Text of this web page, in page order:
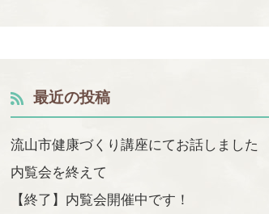
最近の投稿
流山市健康づくり講座にてお話しました
内覧会を終えて
【終了】内覧会開催中です！